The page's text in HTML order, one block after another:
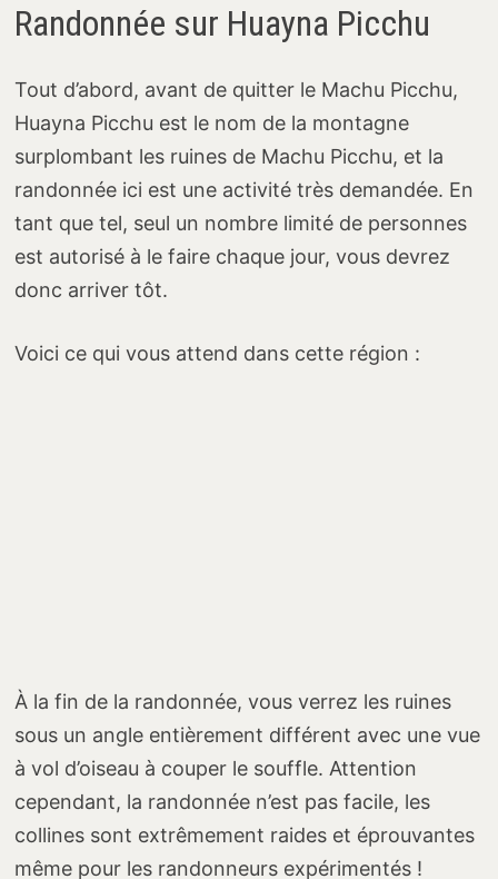
Randonnée sur Huayna Picchu
Tout d’abord, avant de quitter le Machu Picchu,
Huayna Picchu est le nom de la montagne
surplombant les ruines de Machu Picchu, et la
randonnée ici est une activité très demandée. En
tant que tel, seul un nombre limité de personnes
est autorisé à le faire chaque jour, vous devrez
donc arriver tôt.
Voici ce qui vous attend dans cette région :
À la fin de la randonnée, vous verrez les ruines
sous un angle entièrement différent avec une vue
à vol d’oiseau à couper le souffle. Attention
cependant, la randonnée n’est pas facile, les
collines sont extrêmement raides et éprouvantes
même pour les randonneurs expérimentés !